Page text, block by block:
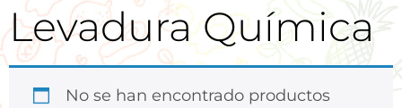
Levadura Química
No se han encontrado productos